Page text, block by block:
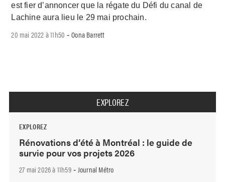
est fier d’annoncer que la régate du Défi du canal de
Lachine aura lieu le 29 mai prochain.
20 mai 2022 à 11h50 -Oona Barrett
EXPLOREZ
EXPLOREZ
Rénovations d’été à Montréal : le guide de
survie pour vos projets 2026
27 mai 2026 à 11h59- Journal Métro